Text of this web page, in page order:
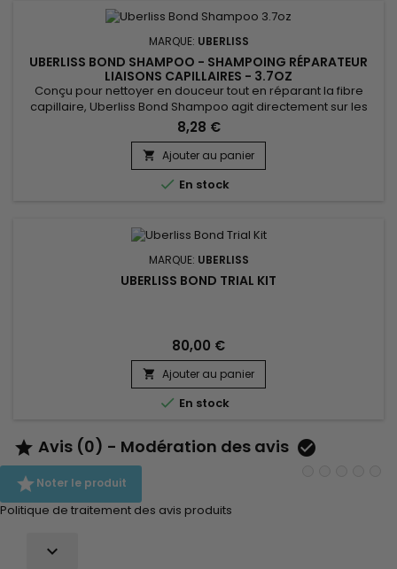
MARQUE: UBERLISS
UBERLISS BOND SHAMPOO - SHAMPOING RÉPARATEUR
LIAISONS CAPILLAIRES - 3.7OZ
Conçu pour nettoyer en douceur tout en réparant la fibre
capillaire, Uberliss Bond Shampoo agit directement sur les
liaisons internes du cheveu fragilisées par les colorations,
décolorations, lissages et agressions thermiques. Sa formule
professionnelle aide à renforcer la structure capillaire, à
réduire la casse et à préserver l’hydratation, sans...
8,28 €
 Ajouter au panier
 En stock
MARQUE: UBERLISS
UBERLISS BOND TRIAL KIT
80,00 €
 Ajouter au panier
 En stock
 Avis (0) - Modération des avis 
Noter le produit
Politique de traitement des avis produits
